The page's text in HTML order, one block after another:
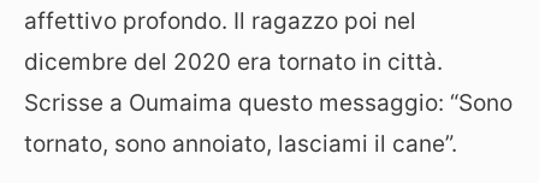
affettivo profondo. Il ragazzo poi nel
dicembre del 2020 era tornato in città.
Scrisse a Oumaima questo messaggio: “Sono
tornato, sono annoiato, lasciami il cane”.